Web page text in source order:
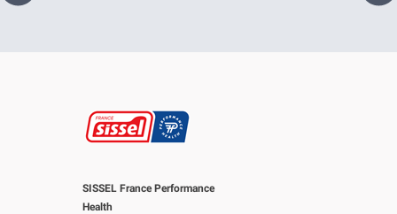
SISSEL France Performance
Health